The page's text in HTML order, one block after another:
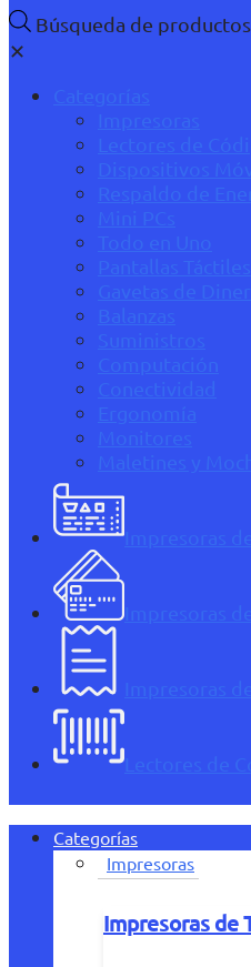
Búsqueda de productos
✕
Categorías
Impresoras
Lectores de
Dispositivos
Respaldo de
Mini PCs
Todo en Uno
Pantallas Táctiles
Gavetas de
Balanzas
Suministros
Computación
Conectividad
Ergonomía
Monitores
Maletines y
Impresoras
Impresoras
Impresoras
Lectores de
Categorías
Impresoras
Impresoras de